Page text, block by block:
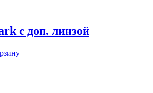
с доп. линзой